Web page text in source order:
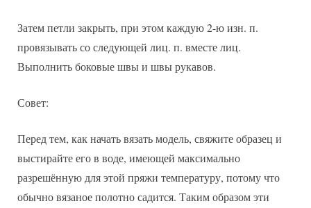
Затем петли закрыть, при этом каждую 2-ю изн. п.
провязывать со следующей лиц. п. вместе лиц.
Выполнить боковые швы и швы рукавов.
Совет:
Перед тем, как начать вязать модель, свяжите образец и
выстирайте его в воде, имеющей максимально
разрешённую для этой пряжи температуру, потому что
обычно вязаное полотно садится. Таким образом эти